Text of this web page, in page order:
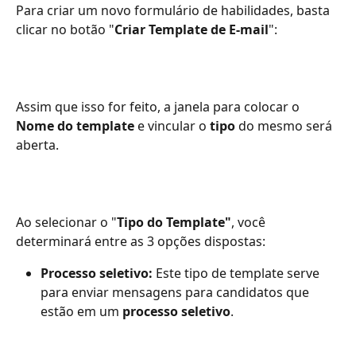
Para criar um novo formulário de habilidades, basta
clicar no botão "Criar Template de E-mail":
Assim que isso for feito, a janela para colocar o
Nome do template e vincular o tipo do mesmo será
aberta.
Ao selecionar o "Tipo do Template", você
determinará entre as 3 opções dispostas:
Processo seletivo: Este tipo de template serve
para enviar mensagens para candidatos que
estão em um processo seletivo.